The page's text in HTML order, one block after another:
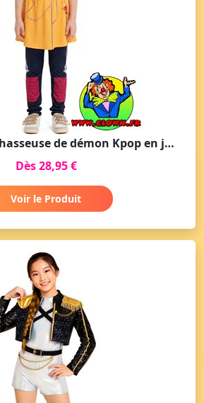
Déguisement Chasseuse de démon Kpop en jupe fille
Dès 28,95 €
Voir le Produit